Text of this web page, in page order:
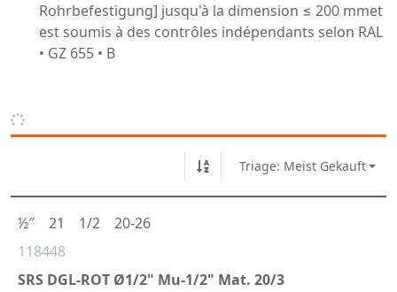
Rohrbefestigung] jusqu'à la dimension ≤ 200 mmet
est soumis à des contrôles indépendants selon RAL
• GZ 655 • B
Triage: Meist Gekauft
118448
SRS DGL-ROT Ø1/2" Mu-1/2" Mat. 20/3
½″ 21 1/2 20-26